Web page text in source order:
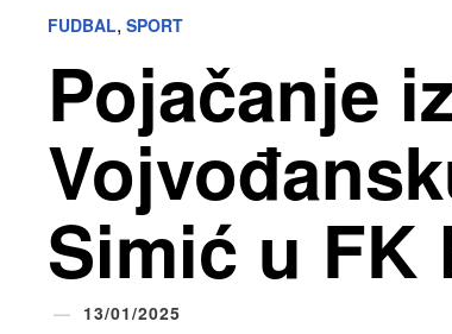
FUDBAL,SPORT
Pojačanje
Simić u FK
13/01/2025